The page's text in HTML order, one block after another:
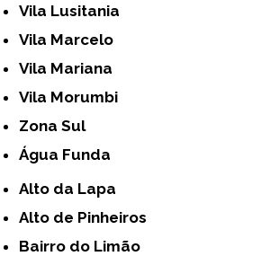
Vila Lusitania
Vila Marcelo
Vila Mariana
Vila Morumbi
Zona Sul
Água Funda
Alto da Lapa
Alto de Pinheiros
Bairro do Limão